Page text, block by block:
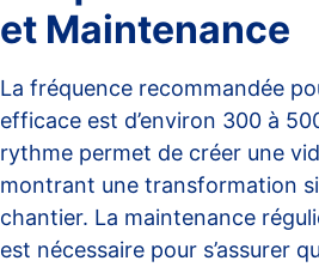
et Maintenance
La fréquence recommandée
efficace est d’environ 300 à
rythme permet de créer une
montrant une transformation
chantier. La maintenance
est nécessaire pour s’assurer